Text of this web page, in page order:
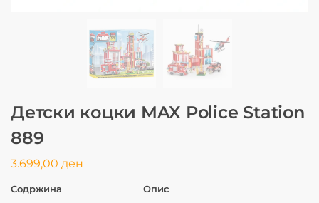
Детски коцки MAX Police Station
889
3.699,00 ден
Содржина Опис